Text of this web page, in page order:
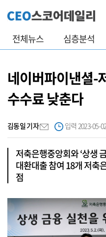
전체뉴스 심층분석
네이버파이낸셜-
수수료 낮춘다
김동일 기자 입력 2023-05-
저축은행중앙회와 ‘상생
대환대출 참여 18개 저축
점